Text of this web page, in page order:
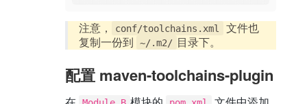
注意， conf/toolchains.xml
文件也
复制一份到
~/.m2/ 目录下。
配置 maven-toolchains-plugin